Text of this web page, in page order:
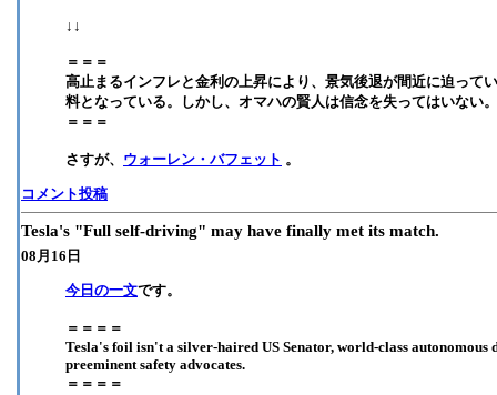
↓↓
＝＝＝
高止まるインフレと金利の上昇により、景気後退が間近に迫って
料となっている。しかし、オマハの賢人は信念を失ってはいない。
＝＝＝
さすが、 ウォーレン・バフェット 。
コメント投稿
Tesla's "Full self-driving" may have finally met its match.
08月16日
今日の一文です。
＝＝＝＝
Tesla's foil isn't a silver-haired US Senator, world-class
preeminent safety advocates.
＝＝＝＝